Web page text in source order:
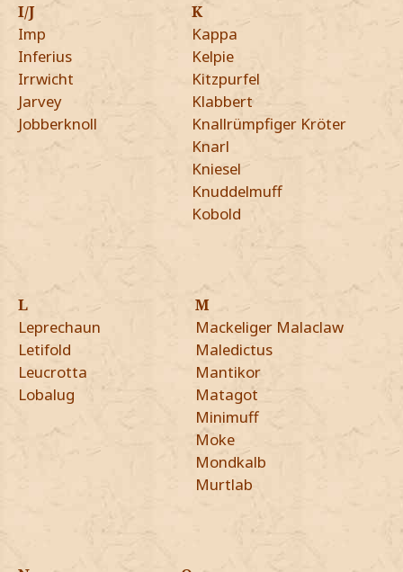
I/J
Imp
Inferius
Irrwicht
Jarvey
Jobberknoll
K
Kappa
Kelpie
Kitzpurfel
Klabbert
Knallrümpfiger Kröter
Knarl
Kniesel
Knuddelmuff
Kobold
L
Leprechaun
Letifold
Leucrotta
Lobalug
M
Mackeliger Malaclaw
Maledictus
Mantikor
Matagot
Minimuff
Moke
Mondkalb
Murtlab